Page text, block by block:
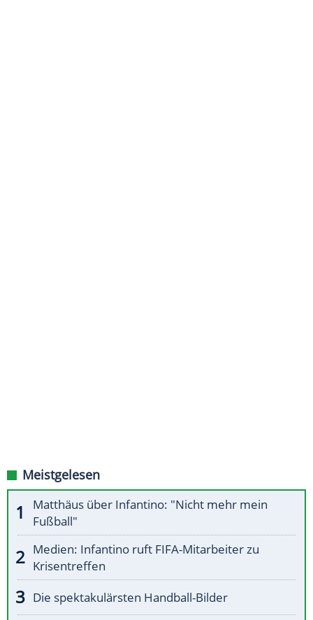
Meistgelesen
Matthäus über Infantino: "Nicht mehr mein
Fußball"
Medien: Infantino ruft FIFA-Mitarbeiter zu
Krisentreffen
Die spektakulärsten Handball-Bilder